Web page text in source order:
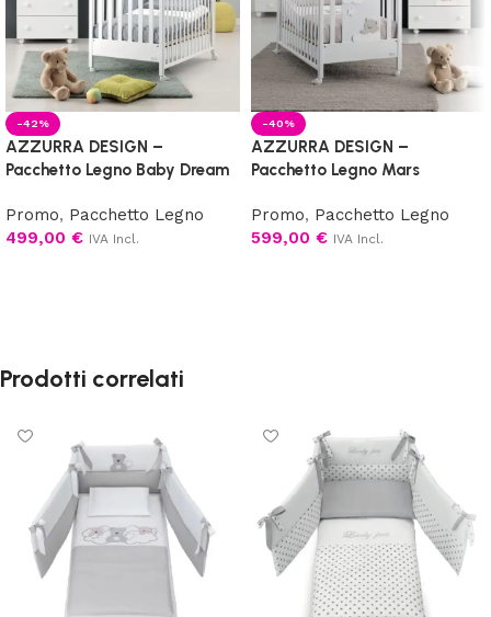
-42%
AZZURRA DESIGN –
Pacchetto Legno Baby Dream
Promo, Pacchetto Legno
499,00 € IVA Incl.
-40%
AZZURRA DESIGN –
Pacchetto Legno Mars
Promo, Pacchetto Legno
599,00 € IVA Incl.
Prodotti correlati